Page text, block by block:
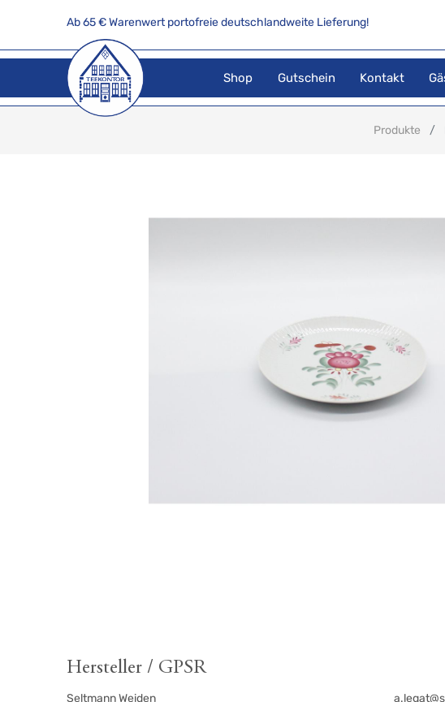
Ab 65 € Warenwert portofreie deutschlandweite Lieferung!
Shop Gutschein Kontakt
Produkte
Hersteller / GPSR
Seltmann Weiden